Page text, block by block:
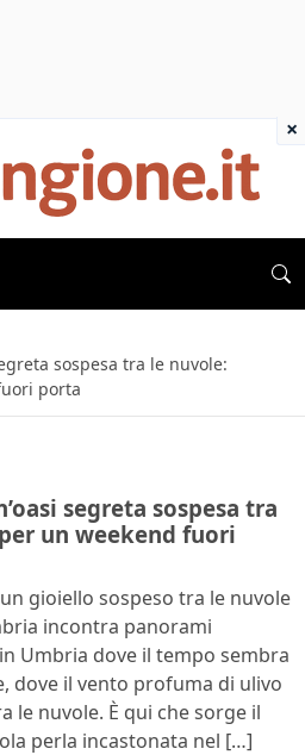
sospesa tra le nuvole:
porta
segreta sospesa tra
un weekend fuori
gioiello sospeso tra le nuvole
incontra panorami
Umbria dove il tempo sembra
dove il vento profuma di ulivo
le nuvole. È qui che sorge il
perla incastonata nel […]
×